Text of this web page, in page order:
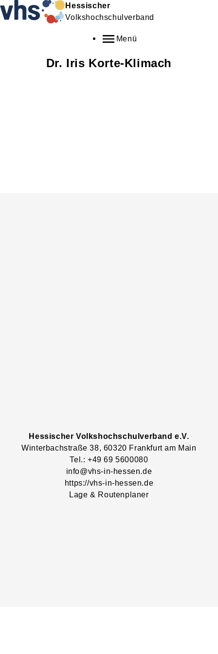
Hessischer
Volkshochschulverband
Menü
Dr. Iris Korte-Klimach
Hessischer Volkshochschulverband e.V.
Winterbachstraße 38, 60320 Frankfurt am Main
Tel.: +49 69 5600080
info@vhs-in-hessen.de
https://vhs-in-hessen.de
Lage & Routenplaner